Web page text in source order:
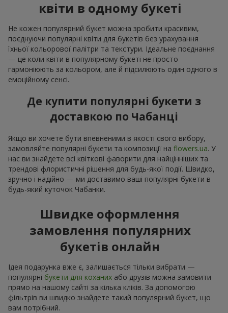
квіти в одному букеті
Не кожен популярний букет можна зробити красивим,
поєднуючи популярні квіти для букетів без урахування
їхньої кольорової палітри та текстури. Ідеальне поєднання
— це коли квіти в популярному букеті не просто
гармоніюють за кольором, але й підсилюють один одного в
емоційному сенсі.
Де купити популярні букети з
доставкою по Чабанці
Якщо ви хочете бути впевненими в якості свого вибору,
замовляйте популярні букети та композиції на flowers.ua. У
нас ви знайдете всі квіткові фаворити для найцінніших та
трендові флористичні рішення для будь-якої події. Швидко,
зручно і надійно — ми доставимо ваші популярні букети в
будь-який куточок Чабанки.
Швидке оформлення
замовлення популярних
букетів онлайн
Ідея подарунка вже є, залишається тільки вибрати —
популярні букети для коханих або друзів можна замовити
прямо на нашому сайті за кілька кліків. За допомогою
фільтрів ви швидко знайдете такий популярний букет, що
вам потрібний.